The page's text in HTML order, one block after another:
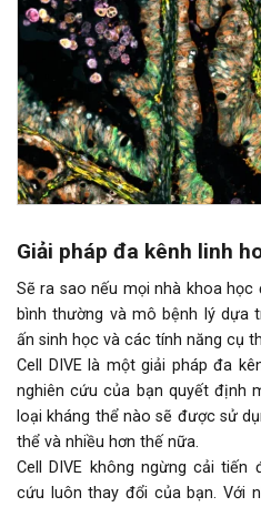
Giải pháp đa kênh linh
Sẽ ra sao nếu mọi nhà khoa
bình thường và mô bệnh lý dựa
ấn sinh học và các tính năng cụ
Cell DIVE là một giải pháp đa
nghiên cứu của bạn quyết định
loại kháng thể nào sẽ được sử
thể và nhiều hơn thế nữa.
Cell DIVE không ngừng cải
cứu luôn thay đổi của bạn. Với